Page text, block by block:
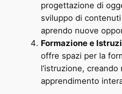
progettazione di
sviluppo di
aprendo nuove
Formazione e
offre spazi per la
l’istruzione,
apprendimento